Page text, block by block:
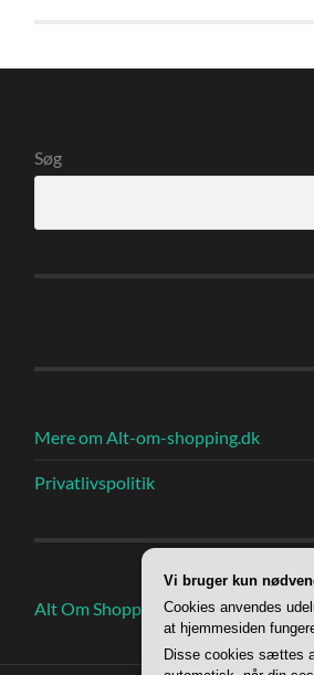
Søg
Mere om Alt-om-shopping.dk
Privatlivspolitik
Alt Om Shoppings Indlæg
Vi bruger kun
Cookies anvendes
at hjemmesiden
Disse cookies sættes